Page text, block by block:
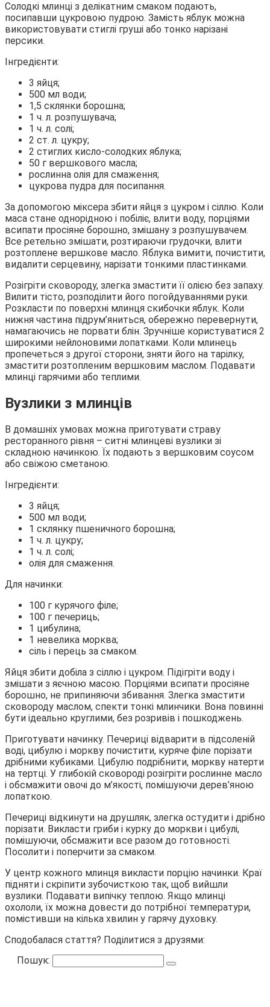
Солодкі млинці з делікатним смаком подають,
посипавши цукровою пудрою. Замість яблук можна
використовувати стиглі груші або тонко нарізані
персики.
Інгредієнти:
3 яйця;
500 мл води;
1,5 склянки борошна;
1 ч. л. розпушувача;
1 ч. л. солі;
2 ст. л. цукру;
2 стиглих кисло-солодких яблука;
50 г вершкового масла;
рослинна олія для смаження;
цукрова пудра для посипання.
За допомогою міксера збити яйця з цукром і сіллю. Коли
маса стане однорідною і побіліє, влити воду, порціями
всипати просіяне борошно, змішану з розпушувачем.
Все ретельно змішати, розтираючи грудочки, влити
розтоплене вершкове масло. Яблука вимити, почистити,
видалити серцевину, нарізати тонкими пластинками.
Розігріти сковороду, злегка змастити її олією без запаху.
Вилити тісто, розподілити його погойдуваннями руки.
Розкласти по поверхні млинця скибочки яблук. Коли
нижня частина підрум’яниться, обережно перевернути,
намагаючись не порвати блін. Зручніше користуватися 2
широкими нейлоновими лопатками. Коли млинець
пропечеться з другої сторони, зняти його на тарілку,
змастити розтопленим вершковим маслом. Подавати
млинці гарячими або теплими.
Вузлики з млинців
В домашніх умовах можна приготувати страву
ресторанного рівня – ситні млинцеві вузлики зі
складною начинкою. Їх подають з вершковим соусом
або свіжою сметаною.
Інгредієнти:
3 яйця;
500 мл води;
1 склянку пшеничного борошна;
1 ч. л. цукру;
1 ч. л. солі;
олія для смаження.
Для начинки:
100 г курячого філе;
100 г печериць;
1 цибулина;
1 невелика морква;
сіль і перець за смаком.
Яйця збити добіла з сіллю і цукром. Підігріти воду і
змішати з яєчною масою. Порціями всипати просіяне
борошно, не припиняючи збивання. Злегка змастити
сковороду маслом, спекти тонкі млинчики. Вона повинні
бути ідеально круглими, без розривів і пошкоджень.
Приготувати начинку. Печериці відварити в підсоленій
воді, цибулю і моркву почистити, куряче філе порізати
дрібними кубиками. Цибулю подрібнити, моркву натерти
на тертці. У глибокій сковороді розігріти рослинне масло
і обсмажити овочі до м’якості, помішуючи дерев’яною
лопаткою.
Печериці відкинути на друшляк, злегка остудити і дрібно
порізати. Викласти гриби і курку до моркви і цибулі,
помішуючи, обсмажити все разом до готовності.
Посолити і поперчити за смаком.
У центр кожного млинця викласти порцію начинки. Краї
підняти і скріпити зубочисткою так, щоб вийшли
вузлики. Подавати випічку теплою. Якщо млинці
охололи, їх можна довести до потрібної температури,
помістивши на кілька хвилин у гарячу духовку.
Сподобалася стаття? Поділитися з друзями:
Пошук: